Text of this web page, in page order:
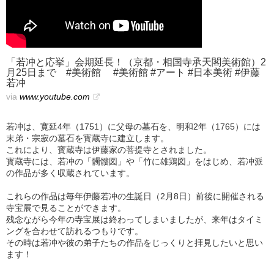
「若冲と応挙」会期延長！（京都・相国寺承天閣美術館）2
月25日まで #美術館 #美術館 #アート #日本美術 #伊藤
若冲
via www.youtube.com
若冲は、寛延4年（1751）に父母の墓石を、明和2年（1765）には
末弟・宗寂の墓石を寳蔵寺に建立します。
これにより、寳蔵寺は伊藤家の菩提寺とされました。
寳蔵寺には、若冲の「髑髏図」や「竹に雄鶏図」をはじめ、若冲派
の作品が多く収蔵されています。
これらの作品は毎年伊藤若冲の生誕日（2月8日）前後に開催される
寺宝展で見ることができます。
残念ながら今年の寺宝展は終わってしまいましたが、来年はタイミ
ングを合わせて訪れるつもりです。
その時は若冲や彼の弟子たちの作品をじっくりと拝見したいと思い
ます！